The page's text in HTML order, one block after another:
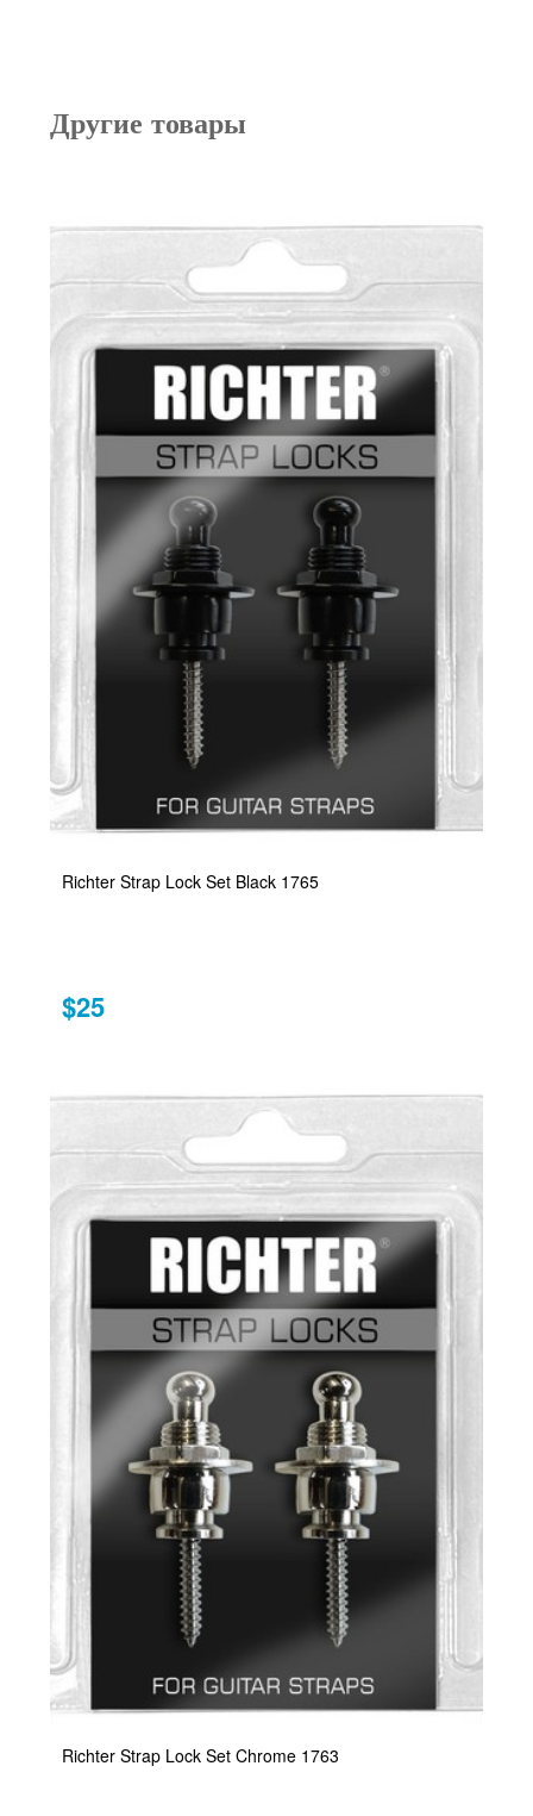
Другие товары
Richter Strap Lock Set Black 1765
$25
Richter Strap Lock Set Chrome 1763